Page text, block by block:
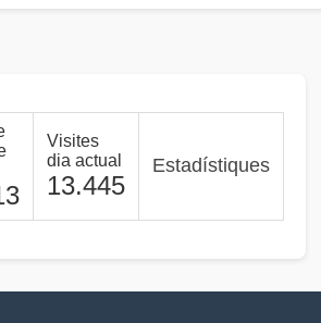
Visites
dia actual
13.445
Estadístiques